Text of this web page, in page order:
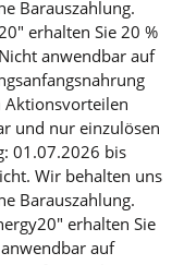
Barauszahlung.
erhalten Sie 20 %
anwendbar auf
Aktionsvorteilen
und nur einzulösen
01.07.2026 bis
Wir behalten uns
Barauszahlung.
erhalten Sie
auf